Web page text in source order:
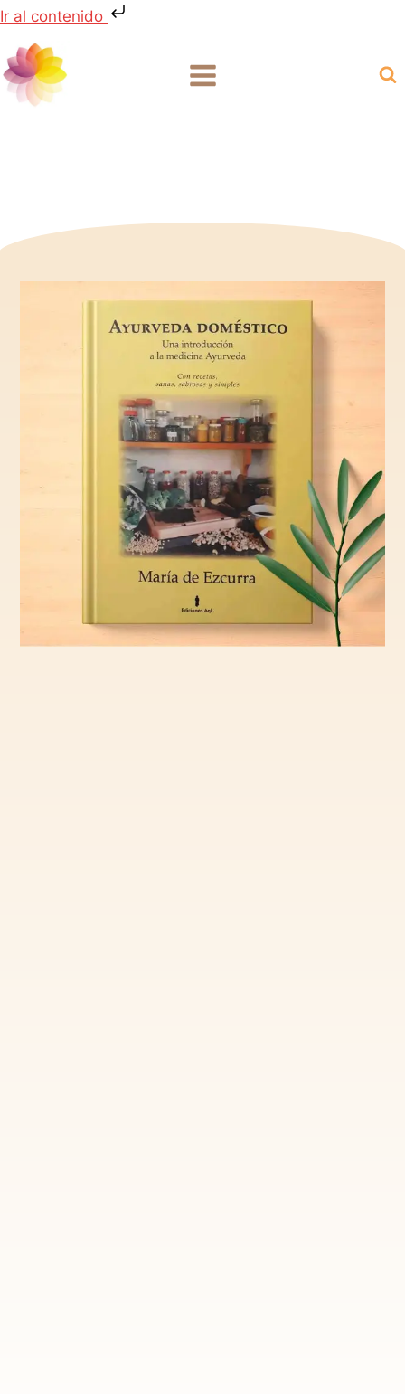
Ir al contenido